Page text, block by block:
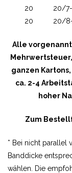
20
20/
20
20/
Alle
ganzen
ca. 2-4
hoher
Zum
* Bei nicht parallel
Banddicke
wählen. Die